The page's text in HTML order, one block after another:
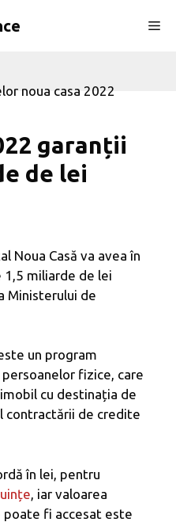
garanții
de lei
Noua Casă va avea în
miliarde de lei
Ministerului de
un program
fizice, care
cu destinația de
contractării de credite
în lei, pentru
, iar valoarea
poate fi accesat este